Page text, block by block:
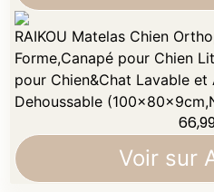
RAIKOU Matelas Chien
Forme,Canapé pour Chien
pour Chien&Chat Lavable
Dehoussable
Voir sur